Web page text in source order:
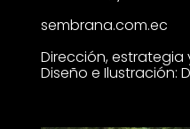
sembrana.com.ec
Dirección, estrategia
Diseño e Ilustración: